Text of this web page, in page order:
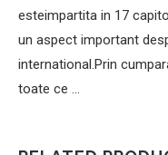
esteimpartita in 17
un aspect important
international.Prin
toate ce …